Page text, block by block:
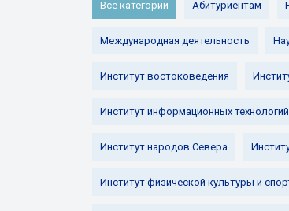
Все категории Абитуриентам
Международная деятельность
Институт востоковедения
Институт информационных
Институт народов Севера
Институт физической культуры и